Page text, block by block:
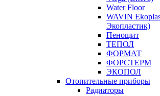
Water Floor
WAVIN
Экопластик)
Пенощит
ТЕПОЛ
ФОРМАТ
ФОРСТЕРМ
ЭКОПОЛ
Отопительные приборы
Радиаторы